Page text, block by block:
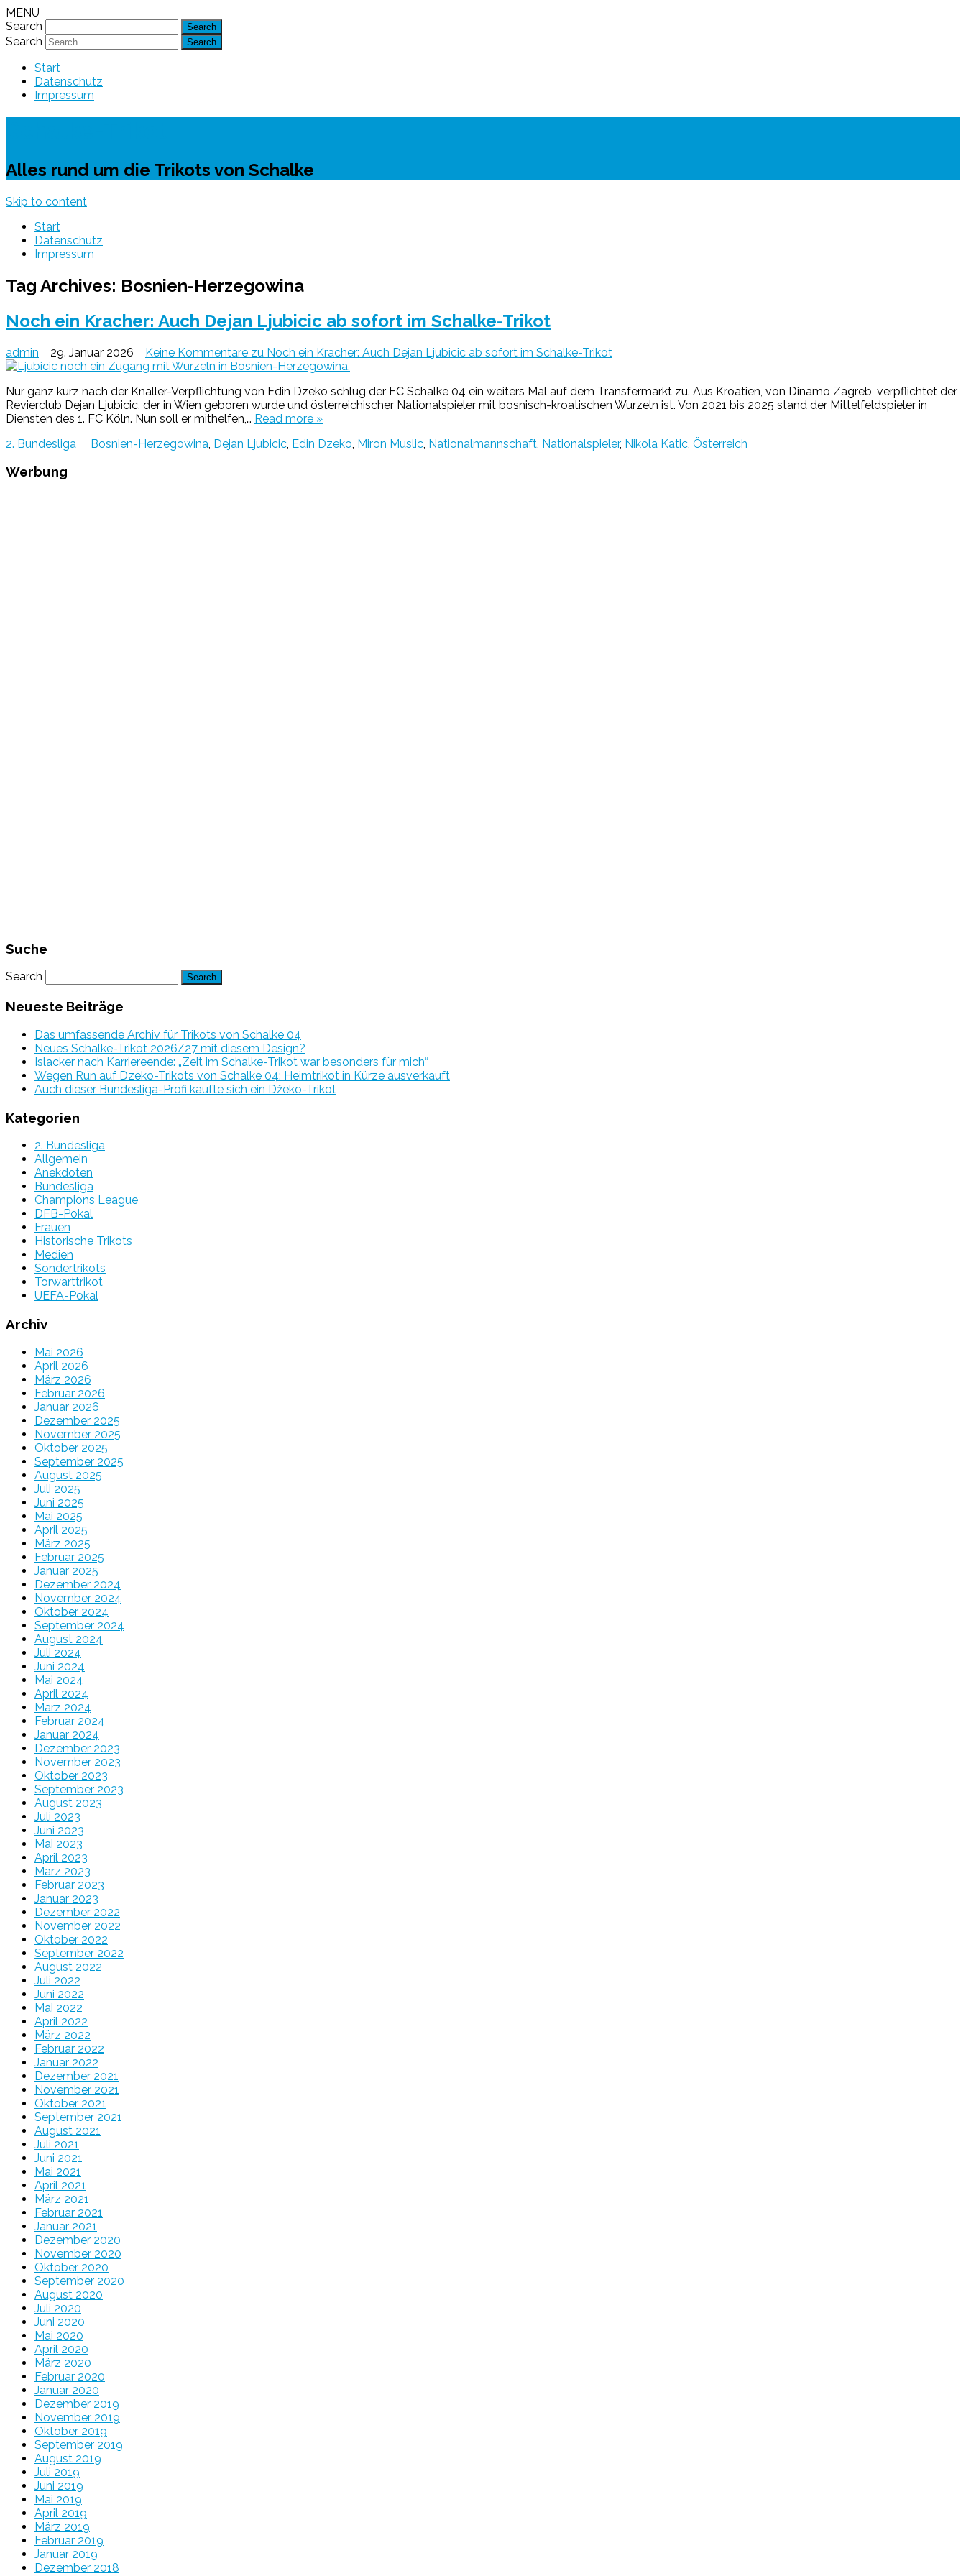
MENU
Search
Search
Start
Datenschutz
Impressum
Alles rund um die Trikots von Schalke
Skip to content
Start
Datenschutz
Impressum
Tag Archives: Bosnien-Herzegowina
Noch ein Kracher: Auch Dejan Ljubicic ab sofort im Schalke-Trikot
admin 29. Januar 2026 Keine Kommentare zu Noch ein Kracher: Auch Dejan Ljubicic ab sofort im Schalke-Trikot
Nur ganz kurz nach der Knaller-Verpflichtung von Edin Dzeko schlug der FC Schalke 04 ein weiters Mal auf dem Transfermarkt zu. Aus Kroatien, von Dinamo Zagreb, verpflichtet der
Revierclub Dejan Ljubicic, der in Wien geboren wurde und österreichischer Nationalspieler mit bosnisch-kroatischen Wurzeln ist. Von 2021 bis 2025 stand der Mittelfeldspieler in
Diensten des 1. FC Köln. Nun soll er mithelfen,… Read more »
2. Bundesliga
Bosnien-Herzegowina Dejan Ljubicic Edin Dzeko Miron Muslic Nationalmannschaft Nationalspieler, Nikola Katic Österreich
Werbung
Suche
Search
Neueste Beiträge
Das umfassende Archiv für Trikots von Schalke 04
Neues Schalke-Trikot 2026/27 mit diesem Design?
Islacker nach Karriereende: „Zeit im Schalke-Trikot war besonders für mich“
Wegen Run auf Dzeko-Trikots von Schalke 04: Heimtrikot in Kürze ausverkauft
Auch dieser Bundesliga-Profi kaufte sich ein Džeko-Trikot
Kategorien
2. Bundesliga
Allgemein
Anekdoten
Bundesliga
Champions League
DFB-Pokal
Frauen
Historische Trikots
Medien
Sondertrikots
Torwarttrikot
UEFA-Pokal
Archiv
Mai 2026
April 2026
März 2026
Februar 2026
Januar 2026
Dezember 2025
November 2025
Oktober 2025
September 2025
August 2025
Juli 2025
Juni 2025
Mai 2025
April 2025
März 2025
Februar 2025
Januar 2025
Dezember 2024
November 2024
Oktober 2024
September 2024
August 2024
Juli 2024
Juni 2024
Mai 2024
April 2024
März 2024
Februar 2024
Januar 2024
Dezember 2023
November 2023
Oktober 2023
September 2023
August 2023
Juli 2023
Juni 2023
Mai 2023
April 2023
März 2023
Februar 2023
Januar 2023
Dezember 2022
November 2022
Oktober 2022
September 2022
August 2022
Juli 2022
Juni 2022
Mai 2022
April 2022
März 2022
Februar 2022
Januar 2022
Dezember 2021
November 2021
Oktober 2021
September 2021
August 2021
Juli 2021
Juni 2021
Mai 2021
April 2021
März 2021
Februar 2021
Januar 2021
Dezember 2020
November 2020
Oktober 2020
September 2020
August 2020
Juli 2020
Juni 2020
Mai 2020
April 2020
März 2020
Februar 2020
Januar 2020
Dezember 2019
November 2019
Oktober 2019
September 2019
August 2019
Juli 2019
Juni 2019
Mai 2019
April 2019
März 2019
Februar 2019
Januar 2019
Dezember 2018